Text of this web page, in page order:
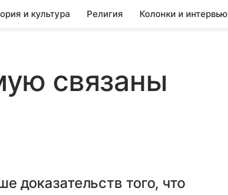
и культура Религия Колонки и интервью
связаны
доказательств того, что